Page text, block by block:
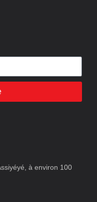
à environ 100